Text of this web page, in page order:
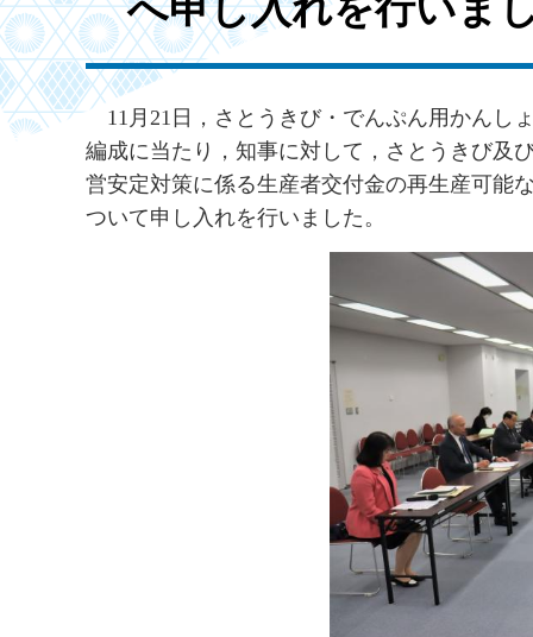
へ申し入れを行いま
11 月21日，さとうきび・でんぷん用かんし
編成に当たり，知事に対して，さとうきび及
営安定対策に係る生産者交付金の再生産可能
ついて申し入れを行いました。